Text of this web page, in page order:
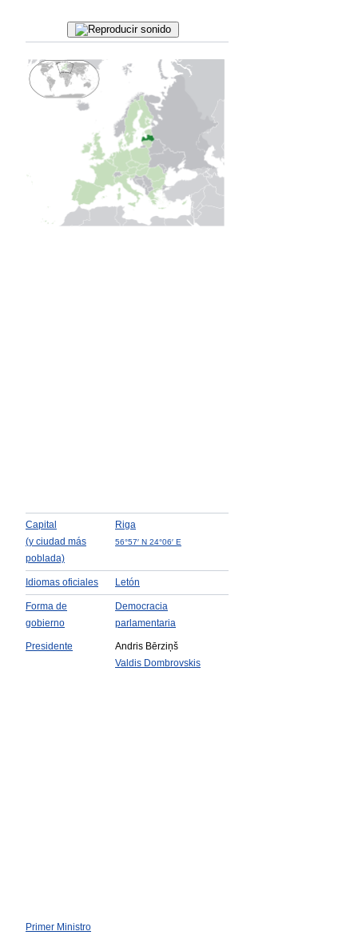
Capital
(y ciudad más
poblada)
Riga
56°57′ N 24°06′ E
Idiomas oficiales Letón
Forma de
gobierno
Democracia
parlamentaria
Presidente
Primer Ministro
Andris Bērziņš
Valdis Dombrovskis